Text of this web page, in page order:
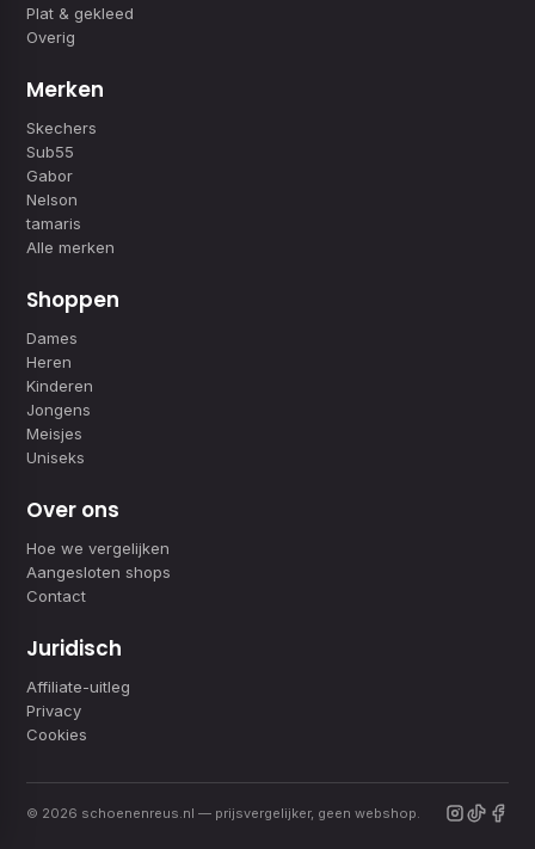
Plat & gekleed
Overig
Merken
Skechers
Sub55
Gabor
Nelson
tamaris
Alle merken
Shoppen
Dames
Heren
Kinderen
Jongens
Meisjes
Uniseks
Over ons
Hoe we vergelijken
Aangesloten shops
Contact
Juridisch
Affiliate-uitleg
Privacy
Cookies
© 2026 schoenenreus.nl — prijsvergelijker, geen webshop.